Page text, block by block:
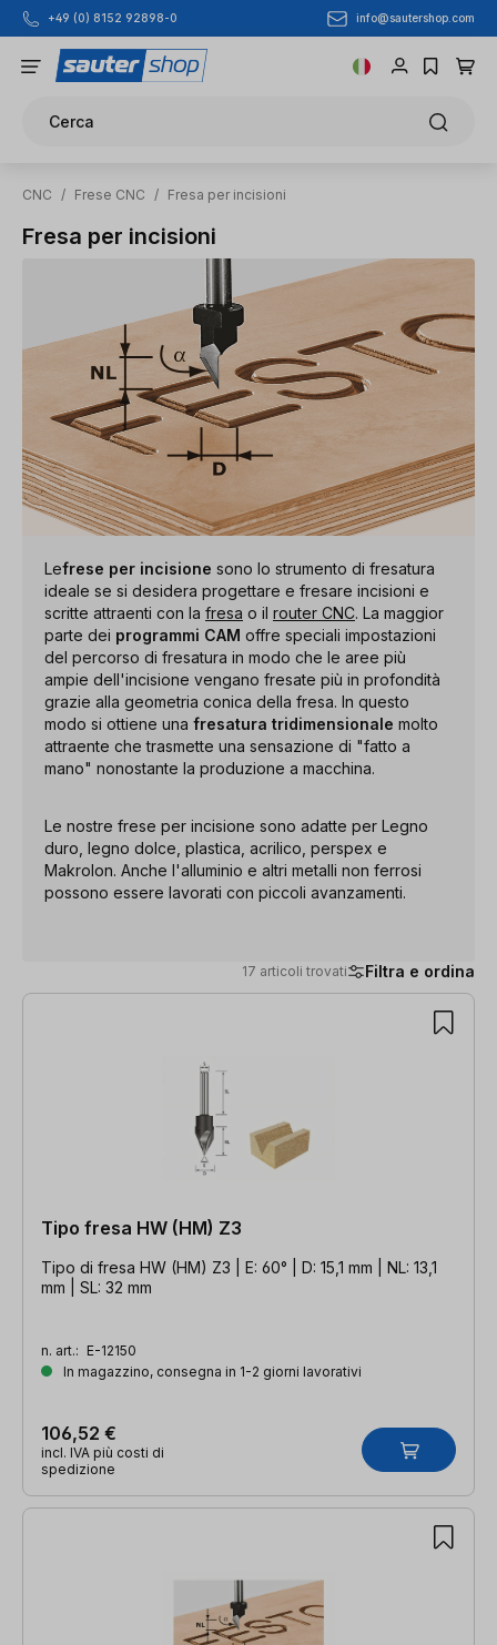
Passa al contenuto principale
+49 (0) 8152 92898-0 info@sautershop.com
Cerca
CNC / Frese CNC / Fresa per incisioni
Fresa per incisioni
Lefrese per incisione sono lo strumento di fresatura
ideale se si desidera progettare e fresare incisioni e
scritte attraenti con la fresa o il router CNC. La maggior
parte dei programmi CAM offre speciali impostazioni
del percorso di fresatura in modo che le aree più
ampie dell'incisione vengano fresate più in profondità
grazie alla geometria conica della fresa. In questo
modo si ottiene una fresatura tridimensionale molto
attraente che trasmette una sensazione di "fatto a
mano" nonostante la produzione a macchina.
Le nostre frese per incisione sono adatte per Legno
duro, legno dolce, plastica, acrilico, perspex e
Makrolon. Anche l'alluminio e altri metalli non ferrosi
possono essere lavorati con piccoli avanzamenti.
17 articoli trovati Filtra e ordina
17 articoli trovati
Tipo fresa HW (HM) Z3
Tipo di fresa HW (HM) Z3 | E: 60° | D: 15,1 mm | NL: 13,1
mm | SL: 32 mm
n. art.: E-12150
In magazzino, consegna in 1-2 giorni lavorativi
106,52 €
incl. IVA più costi di
spedizione